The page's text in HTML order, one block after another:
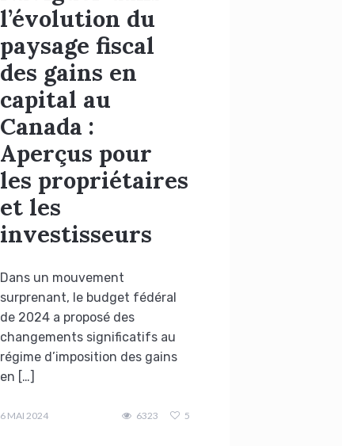
l’évolution du
paysage fiscal
des gains en
capital au
Canada :
Aperçus pour
les propriétaires
et les
investisseurs
Dans un mouvement
surprenant, le budget fédéral
de 2024 a proposé des
changements significatifs au
régime d’imposition des gains
en […]
6 MAI 2024 6323 5